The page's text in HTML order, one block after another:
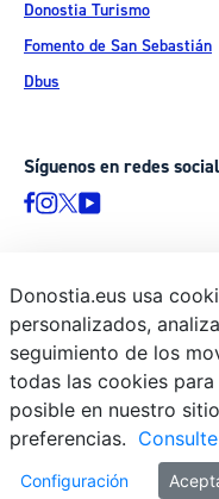
Donostia Turismo
Fomento de San Sebastián
Dbus
Síguenos en redes
© Donostiako Udala -
Ijentea 1, 20003 Donostia /
Aviso legal
Política de privacidad
Política de cookies
Declaración de accesibilidad
Donostia.eus usa
personalizados,
seguimiento de los
todas las cookies
posible en nuestro
preferencias.
Configuración